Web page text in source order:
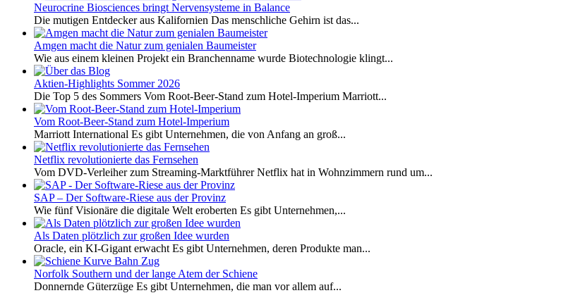
Neurocrine Biosciences bringt Nervensysteme in Balance
Die mutigen Entdecker aus Kalifornien Das menschliche Gehirn ist das...
Amgen macht die Natur zum genialen Baumeister
Wie aus einem kleinen Projekt ein Branchenname wurde Biotechnologie klingt...
Aktien-Highlights Sommer 2026
Die Top 5 des Sommers Vom Root-Beer-Stand zum Hotel-Imperium Marriott...
Vom Root-Beer-Stand zum Hotel-Imperium
Marriott International Es gibt Unternehmen, die von Anfang an groß...
Netflix revolutionierte das Fernsehen
Vom DVD-Verleiher zum Streaming-Marktführer Netflix hat in Wohnzimmern rund um...
SAP – Der Software-Riese aus der Provinz
Wie fünf Visionäre die digitale Welt eroberten Es gibt Unternehmen,...
Als Daten plötzlich zur großen Idee wurden
Oracle, ein KI-Gigant erwacht Es gibt Unternehmen, deren Produkte man...
Norfolk Southern und der lange Atem der Schiene
Donnernde Güterzüge Es gibt Unternehmen, die man vor allem auf...